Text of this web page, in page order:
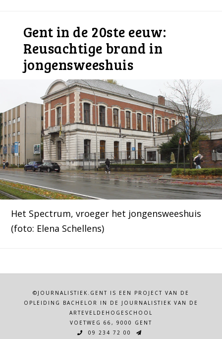
Gent in de 20ste eeuw:
Reusachtige brand in
jongensweeshuis
Het Spectrum, vroeger het jongensweeshuis
(foto: Elena Schellens)
©JOURNALISTIEK.GENT IS EEN PROJECT VAN DE
OPLEIDING BACHELOR IN DE JOURNALISTIEK VAN DE
ARTEVELDEHOGESCHOOL
VOETWEG 66, 9000 GENT
09 234 72 00